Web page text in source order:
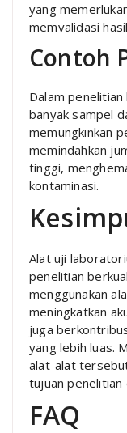
yang
memvalidasi
Contoh
Dalam
banyak sampel
memungkinkan
memindahkan
tinggi,
kontaminasi.
Alat uji
penelitian
menggunakan
meningkatkan
juga
yang lebih luas.
alat-alat
tujuan penelitian
FAQ